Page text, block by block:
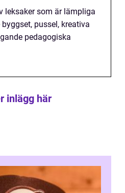
leksaker som är lämpliga
pussel, kreativa
pedagogiska
inlägg här